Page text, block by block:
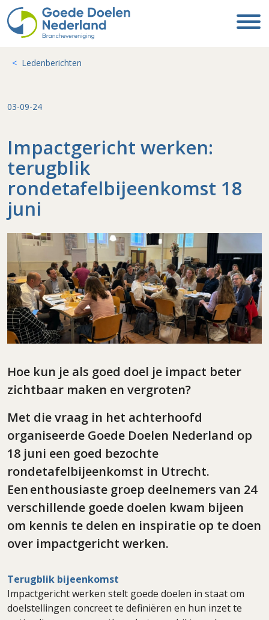
Ledenberichten
03-09-24
Impactgericht werken:
terugblik
rondetafelbijeenkomst 18
juni
Hoe kun je als goed doel je impact beter
zichtbaar maken en vergroten?
Met die vraag in het achterhoofd
organiseerde Goede Doelen Nederland op
18 juni een goed bezochte
rondetafelbijeenkomst in Utrecht.
Een enthousiaste groep deelnemers van 24
verschillende goede doelen kwam bijeen
om kennis te delen en inspiratie op te doen
over impactgericht werken.
Terugblik bijeenkomst
Impactgericht werken stelt goede doelen in staat om
doelstellingen concreet te definiëren en hun inzet te